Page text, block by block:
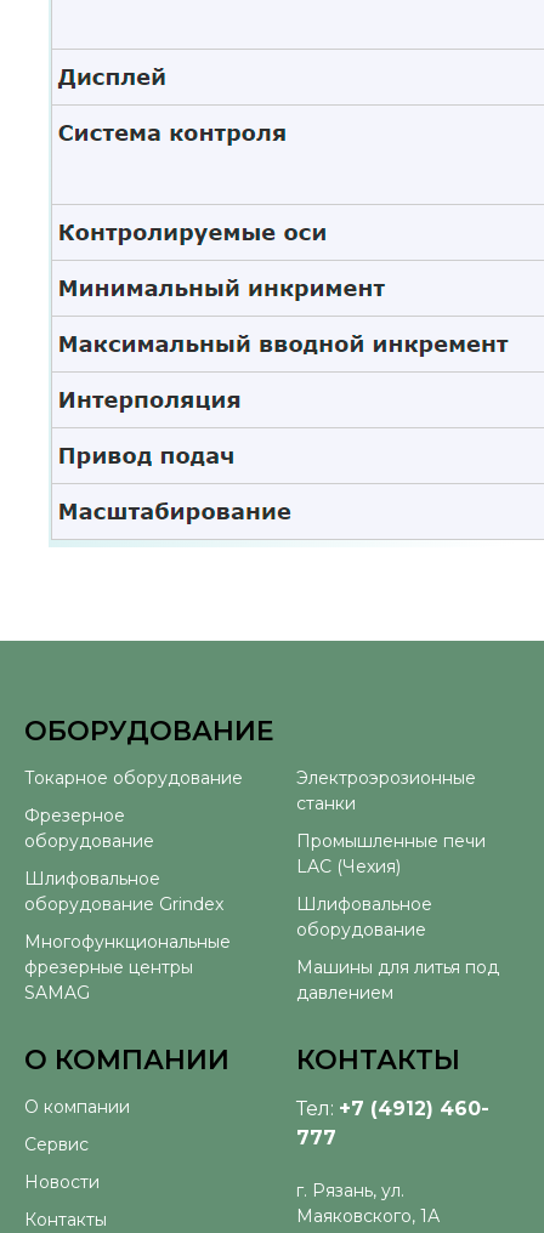
ОБОРУДОВАНИЕ
Токарное оборудование
Фрезерное
оборудование
Шлифовальное
оборудование Grindex
Многофункциональные
фрезерные центры
SAMAG
Электроэрозионные
станки
Промышленные печи
LAC (Чехия)
Шлифовальное
оборудование
Машины для литья под
давлением
О КОМПАНИИ
О компании
Сервис
Новости
Контакты
КОНТАКТЫ
Тел: +7 (4912) 460-
777
г. Рязань, ул.
Маяковского, 1А